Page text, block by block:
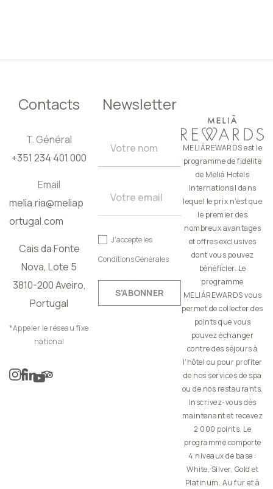
Contacts
T. Général
+351 234 401 000
Email
melia.ria@meliap
ortugal.com
Cais da Fonte
Nova, Lote 5
3810-200 Aveiro,
Portugal
*Appeler le réseau fixe
national
Newsletter
J'accepte les
Conditions Générales
S'ABONNER
MELIÁREWARDS est le
programme de fidélité
de Meliá Hotels
International dans
lequel le prix n’est que
le premier des
nombreux avantages
et offres exclusives
dont vous pouvez
bénéficier. Le
programme
MELIÁREWARDS vous
permet de collecter des
points que vous
pouvez échanger
contre des séjours à
l’hôtel ou pour profiter
de nos services de spa
ou de nos restaurants.
Inscrivez-vous dès
maintenant et recevez
2 000 points. Le
programme comporte
4 niveaux de base :
White, Silver, Gold et
Platinum. Au fur et à